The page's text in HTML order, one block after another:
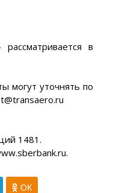
в
могут уточнять по
1481.
ОК